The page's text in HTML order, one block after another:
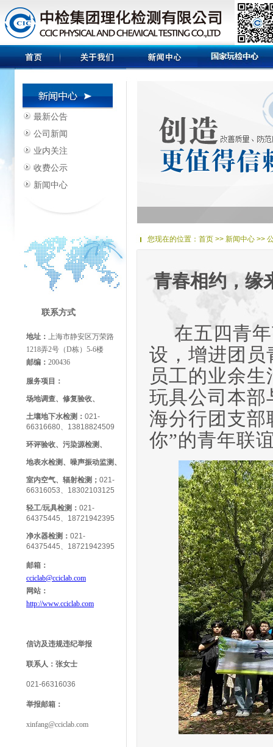
最新公告
公司新闻
业内关注
收费公示
新闻中心
联系方式
地址： 上海市静安区万荣路
1218弄2号（D栋）5-6楼
邮编： 200436
服务项目：
场地调查、修复验收、
土壤地下水检测： 021-
66316680、13818824509
环评验收、污染源检测、
地表水检测、噪声振动监测、
室内空气、辐射检测； 021-
66316053、18302103125
轻工/玩具检测 ： 021-
64375445、18721942395
净水器检测： 021-
64375445、18721942395
邮箱：
cciclab@cciclab.com
网站：
http://www.cciclab.com
信访及违规违纪举报
联系人： 张女士
021-66316036
举报邮箱：
xinfang@cciclab.com
您现在的位置： 首页 >> 新闻中心 >>
青春相约，
在五四青
设，增进团员
员工的业余生
玩具公司本部
海分行团支部
你”的青年联